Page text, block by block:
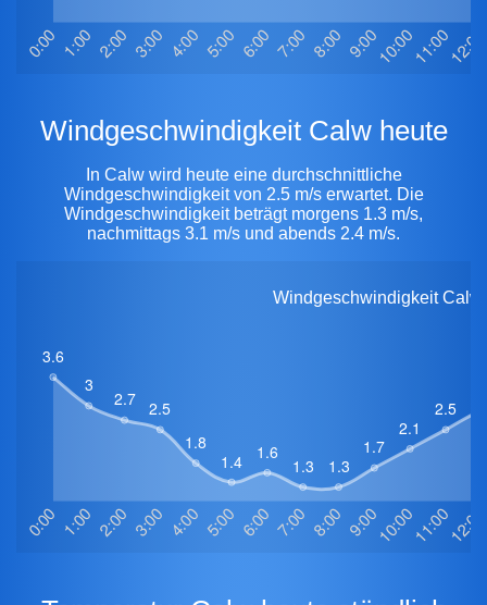
Windgeschwindigkeit Calw heute
In Calw wird heute eine durchschnittliche
Windgeschwindigkeit von 2.5 m/s erwartet. Die
Windgeschwindigkeit beträgt morgens 1.3 m/s,
nachmittags 3.1 m/s und abends 2.4 m/s.
Windgeschwindigkeit Calw